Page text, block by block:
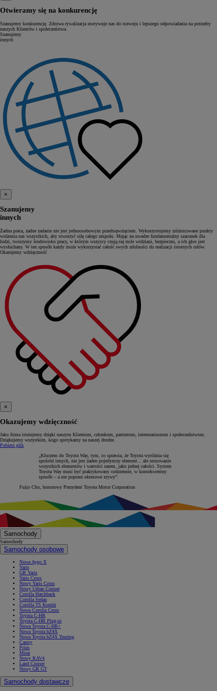
Otwieramy się na konkurencję
Szanujemy konkurencję. Zdrowa rywalizacja motywuje nas do rozwoju i lepszego odpowiadania na potrzeby
naszych Klientów i społeczeństwa.
Szanujemy
innych
×
Szanujemy
innych
Żadna praca, żadne zadanie nie jest jednoosobowym przedsięwzięciem. Wykorzystujemy zróżnicowane punkty
widzenia nas wszystkich, aby stworzyć siłę całego zespołu. Mając na uwadze fundamentalny szacunek dla
ludzi, tworzymy środowisko pracy, w którym wszyscy czują się mile widziani, bezpieczni, a ich głos jest
wysłuchany. W ten sposób każdy może wykorzystać całość swych zdolności do realizacji istotnych celów.
Okazujemy wdzięczność
×
Okazujemy wdzięczność
Jako firma istniejemy dzięki naszym Klientom, członkom, partnerom, interesariuszom i społeczeństwom.
Dziękujemy wszystkim, kogo spotykamy na naszej drodze.
Pobierz plik
„Kluczem do Toyota Way, tym, co sprawia, że Toyota wyróżnia się
spośród innych, nie jest żaden pojedynczy element... ale stosowanie
wszystkich elementów i wartości razem, jako jednej całości. System
Toyota Way musi być praktykowany codziennie, w konsekwentny
sposób – a nie poprzez okresowe zrywy”.
Fuijo Cho, honorowy Prezydent Toyota Motor Corporation
Samochody
Samochody
Samochody osobowe
Nowe Aygo X
Yaris
GR Yaris
Yaris Cross
Nowy Yaris Cross
Nowy Urban Cruiser
Corolla Hatchback
Corolla Sedan
Corolla TS Kombi
Nowa Corolla Cross
Toyota C-HR
Toyota C-HR Plug-in
Nowa Toyota C-HR+
Nowa Toyota bZ4X
Nowa Toyota bZ4X Touring
Camry
Prius
Mirai
Nowy RAV4
Land Cruiser
Nowy GR GT
Samochody dostawcze